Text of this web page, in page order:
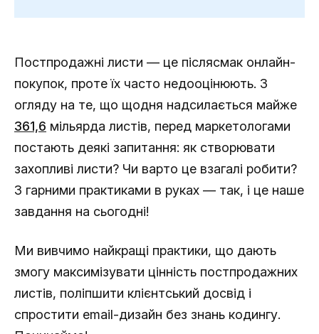
Постпродажні листи — це післясмак онлайн-
покупок, проте їх часто недооцінюють. З
огляду на те, що щодня надсилається майже
361,6 мільярда листів, перед маркетологами
постають деякі запитання: як створювати
захопливі листи? Чи варто це взагалі робити?
З гарними практиками в руках — так, і це наше
завдання на сьогодні!
Ми вивчимо найкращі практики, що дають
змогу максимізувати цінність постпродажних
листів, поліпшити клієнтський досвід і
спростити email-дизайн без знань кодингу.